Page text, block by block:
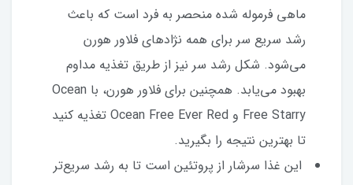
ماهی فرموله شده منحصر به فرد است که باعث
رشد سریع سر برای همه نژادهای فلاور هورن
می‌شود. شکل رشد سر نیز از طریق تغذیه مداوم
بهبود می‌یابد. همچنین برای فلاور هورن، با Ocean
Free Starry و Ocean Free Ever Red تغذیه کنید
تا بهترین نتیجه را بگیرید.
این غذا سرشار از پروتئین است تا به رشد سریع‌تر